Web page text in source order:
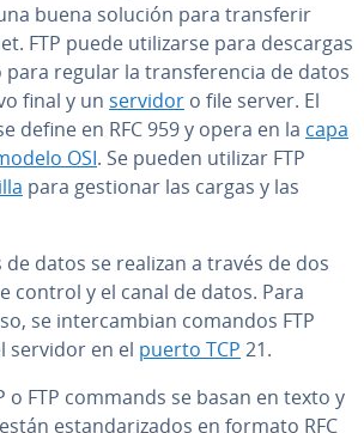
buena solución para tra­n­s­fe­rir
FTP puede uti­li­zar­se para descargas
para regular la tra­n­s­fe­re­n­cia de datos
final y un servidor o file server. El
define en RFC 959 y opera en la capa
OSI. Se pueden utilizar FTP
para gestionar las cargas y las
datos se realizan a través de dos
control y el canal de datos. Para
se in­te­r­ca­m­bian comandos FTP
servidor en el puerto TCP 21.
o FTP commands se basan en texto y
es­ta­n­da­ri­za­dos en formato RFC